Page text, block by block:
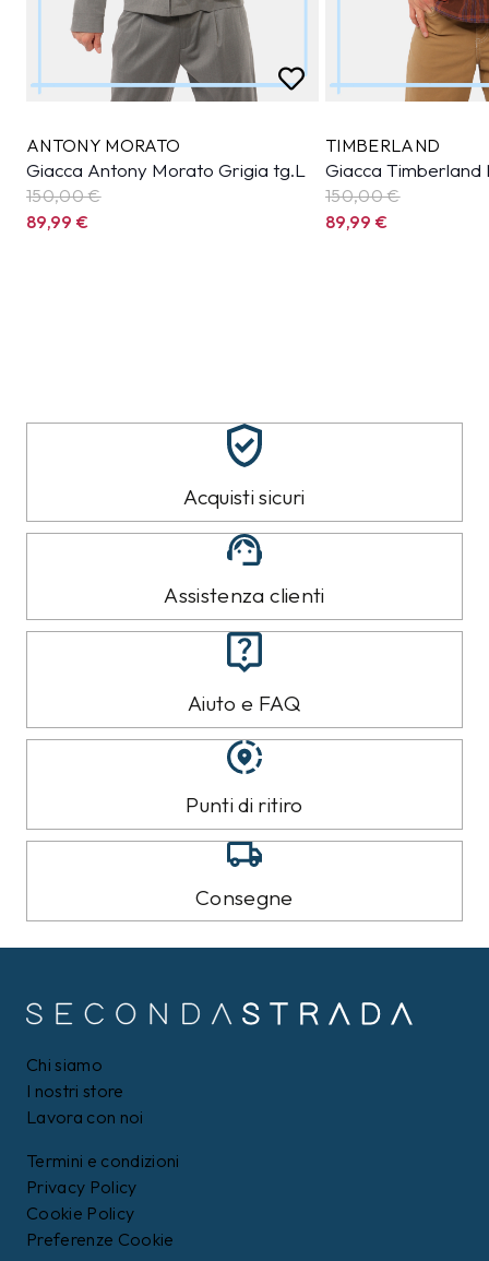
ANTONY MORATO
Giacca Antony Morato Grigia tg.L
150,00 €
89,99€
TIMBERLAND
Giacca
150,00 €
89,99€
Acquisti sicuri
Assistenza clienti
Aiuto e FAQ
Punti di ritiro
Consegne
Chi siamo
I nostri store
Lavora con noi
Termini e condizioni
Privacy Policy
Cookie Policy
Preferenze Cookie